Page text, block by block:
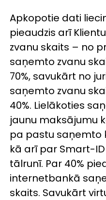
Apkopotie dati
pieaudzis arī
zvanu skaits – no
saņemto zvanu
70%, savukārt no
saņemto zvanu
40%. Lielākoties
jaunu maksājumu
pa pastu saņemto
kā arī par Smart-
tālrunī. Par 40%
internetbankā
skaits. Savukārt